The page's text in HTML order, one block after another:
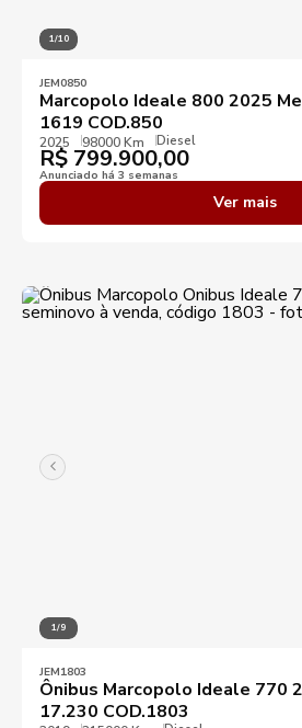
1/10
JEM0850
Marcopolo Ideale 800 2025
1619 COD.850
2025 98000 Km Diesel
R$ 799.900,00
Anunciado há 3 semanas
Ver mais
1/9
JEM1803
Ônibus Marcopolo Ideale 770
17.230 COD.1803